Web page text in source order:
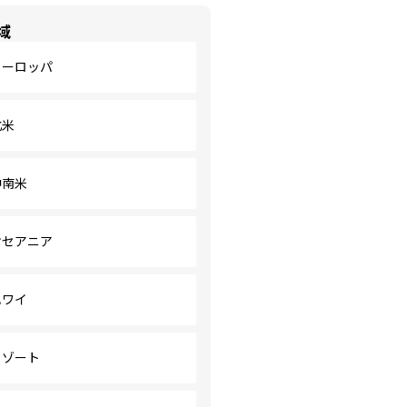
ロッパ
米
アニア
イ
ート